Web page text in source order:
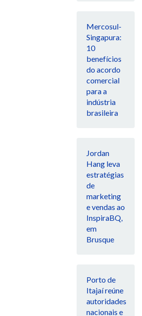
Mercosul-
Singapura:
10
benefícios
do acordo
comercial
para a
indústria
brasileira
Jordan
Hang leva
estratégias
de
marketing
e vendas ao
InspiraBQ,
em
Brusque
Porto de
Itajaí reúne
autoridades
nacionais e